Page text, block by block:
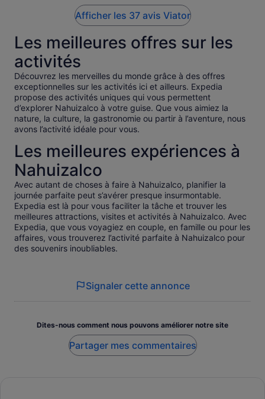
Afficher les 37 avis Viator
Les meilleures offres sur les
activités
Découvrez les merveilles du monde grâce à des offres
exceptionnelles sur les activités ici et ailleurs. Expedia
propose des activités uniques qui vous permettent
d’explorer Nahuizalco à votre guise. Que vous aimiez la
nature, la culture, la gastronomie ou partir à l’aventure, nous
avons l’activité idéale pour vous.
Les meilleures expériences à
Nahuizalco
Avec autant de choses à faire à Nahuizalco, planifier la
journée parfaite peut s’avérer presque insurmontable.
Expedia est là pour vous faciliter la tâche et trouver les
meilleures attractions, visites et activités à Nahuizalco. Avec
Expedia, que vous voyagiez en couple, en famille ou pour les
affaires, vous trouverez l’activité parfaite à Nahuizalco pour
des souvenirs inoubliables.
Signaler cette annonce
Dites-nous comment nous pouvons améliorer notre site
Partager mes commentaires